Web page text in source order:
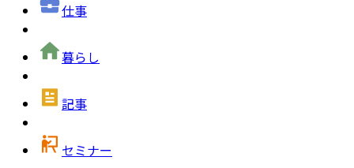
仕事
暮らし
記事
セミナー